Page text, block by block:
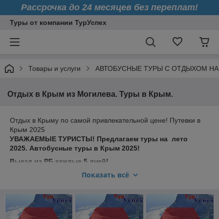
Рассрочка до 24 месяцев без переплат!
Туры от компании ТурУспех
Товары и услуги АВТОБУСНЫЕ ТУРЫ С ОТДЫХОМ
Отдых в Крым из Могилева. Туры в Крым.
Отдых в Крыму по самой привлекательной цене! Путевки в
Крым 2025
УВАЖАЕМЫЕ ТУРИСТЫ! Предлагаем туры на лето
2025. Автобусные туры в Крым 2025!
Выезд из РБ каждые 5 дней!
Республика Беларусь – Орел – Воронеж – Ростов-
Забираем туристов из следующих населенных
пунктов:Минск – Бобруйск – Жлобин – Гомель. Полоцк-
Витебск-Орша-Могилев.
Показать всё